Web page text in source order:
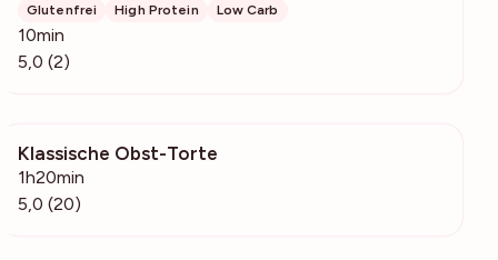
Glutenfrei High Protein Low Carb
10min
5,0 (2)
Klassische Obst-Torte
1h20min
5,0 (20)